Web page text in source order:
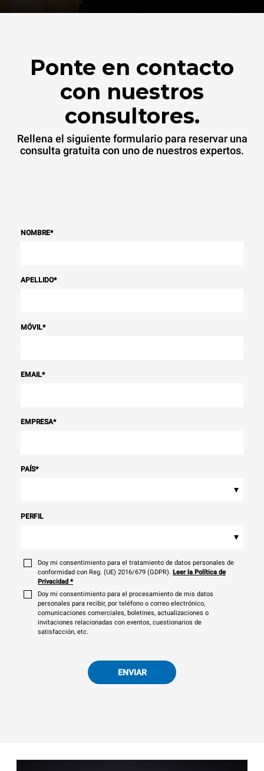
Ponte en contacto
con nuestros
consultores.
Rellena el siguiente formulario para reservar una
consulta gratuita con uno de nuestros expertos.
NOMBRE*
APELLIDO*
MÓVIL*
EMAIL*
EMPRESA*
PAÍS*
▾
PERFIL
▾
Doy mi consentimiento para el tratamiento de datos personales de
conformidad con Reg. (UE) 2016/679 (GDPR). Leer la Política de
Privacidad *
Doy mi consentimiento para el procesamiento de mis datos
personales para recibir, por teléfono o correo electrónico,
comunicaciones comerciales, boletines, actualizaciones o
invitaciones relacionadas con eventos, cuestionarios de
satisfacción, etc.
ENVIAR